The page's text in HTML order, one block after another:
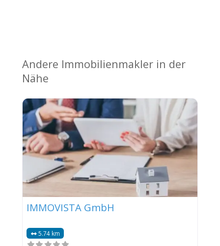
Andere Immobilienmakler in der
Nähe
IMMOVISTA GmbH
5.74 km